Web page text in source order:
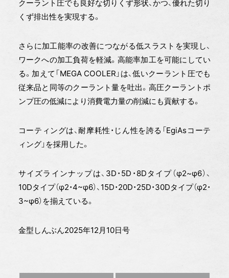
クーラント圧でも良好な切りくず形状、かつ、優れた切り
くず排出性を実現する。
さらに加工能率の改善につながる低スラストを実現し、
ワークへの加工負荷を軽減。高能率加工を可能にしてい
る。加えて「MEGA COOLER」は、低いクーラント圧でも
従来品と同等のクーラント量を吐出。高圧クーラントポ
ンプ圧の低減により消費電力量の削減にも貢献する。
コーティングは、耐摩耗性・じん性を誇る「EgiAsコーテ
ィング」を採用した。
サイズラインナップは、3D・5D・8Dタイプ（φ2~φ6）、
10Dタイプ（φ2・4~φ6）、15D・20D・25D・30Dタイプ（φ2・
3~φ6）を揃えている。
金型しんぶん2025年12月10日号